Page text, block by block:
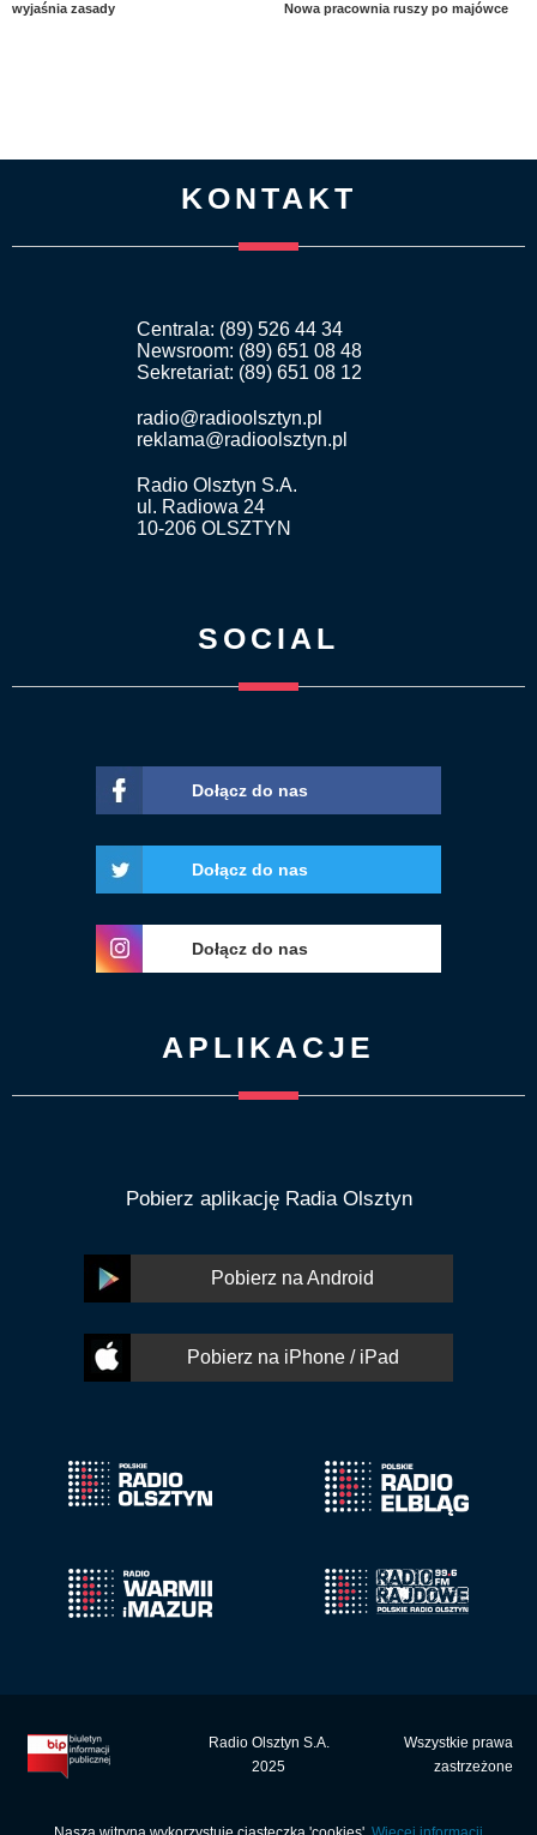
wyjaśnia zasady
Nowa pracownia ruszy po majówce
KONTAKT
Centrala: (89) 526 44 34
Newsroom: (89) 651 08 48
Sekretariat: (89) 651 08 12
radio@radioolsztyn.pl
reklama@radioolsztyn.pl
Radio Olsztyn S.A.
ul. Radiowa 24
10-206 OLSZTYN
SOCIAL
Dołącz do nas
Dołącz do nas
Dołącz do nas
APLIKACJE
Pobierz aplikację Radia Olsztyn
Pobierz na Android
Pobierz na iPhone / iPad
Radio Olsztyn S.A.
2025
Wszystkie prawa
zastrzeżone